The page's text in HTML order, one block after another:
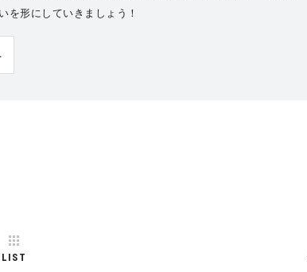
を形にしていきましょう！
LIST